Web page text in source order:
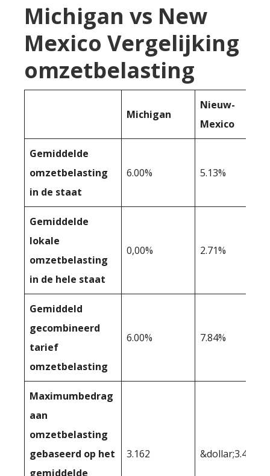
Michigan vs New
Mexico Vergelijking
omzetbelasting
Michigan
Nieuw-
Mexico
Gemiddelde
omzetbelasting
in de staat
6.00% 5.13%
Gemiddelde
lokale
omzetbelasting
in de hele staat
0,00% 2.71%
Gemiddeld
gecombineerd
tarief
omzetbelasting
6.00% 7.84%
Maximumbedrag
aan
omzetbelasting
gebaseerd op het
gemiddelde
3.162 &dollar;3.462